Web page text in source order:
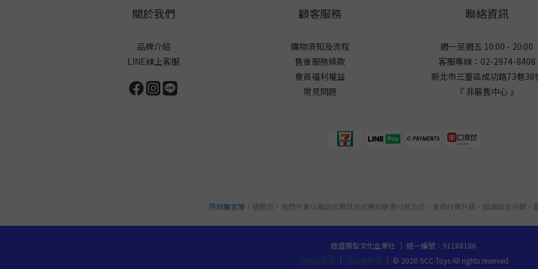
關於我們
品牌介紹
LINE線上客服
顧客服務
購物須知及流程
售後服務條款
會員福利權益
常見問題
聯絡資訊
週一至週五 10:00 - 20:00
客服專線：02-2974-8408
新北市三重區成功路73巷38
『 非展售中心 』
防詐騙宣導 ｜提醒您，我們不會以電話或簡訊方式通知變更付款方式、會員付費升級、錯誤設定分期、
鎧盛模型文化企業社 ｜ 統一編號：91188186
｜ ｜ © 2020 SCC Toys All rights reserved